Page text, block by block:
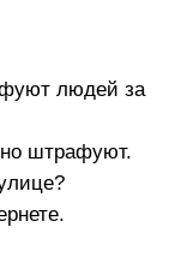
людей за
штрафуют.